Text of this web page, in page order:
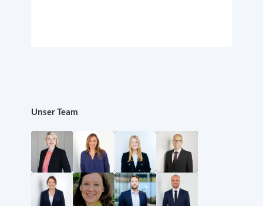
Unser Team